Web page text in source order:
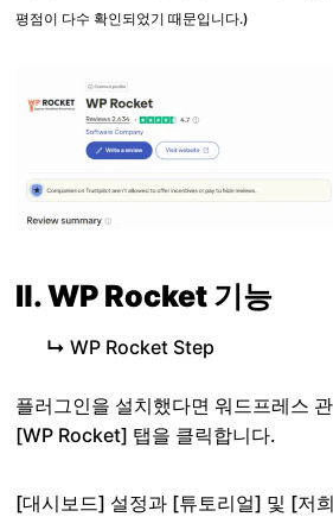
평점이 다수 확인되었기 때문입니다.)
Ⅱ. WP Rocket 기능
↳ WP Rocket Step
플러그인을 설치했다면 워드프레스
[WP Rocket] 탭을 클릭합니다.
[대시보드] 설정과 [튜토리얼] 및 [저